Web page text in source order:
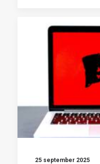
25 september 2025